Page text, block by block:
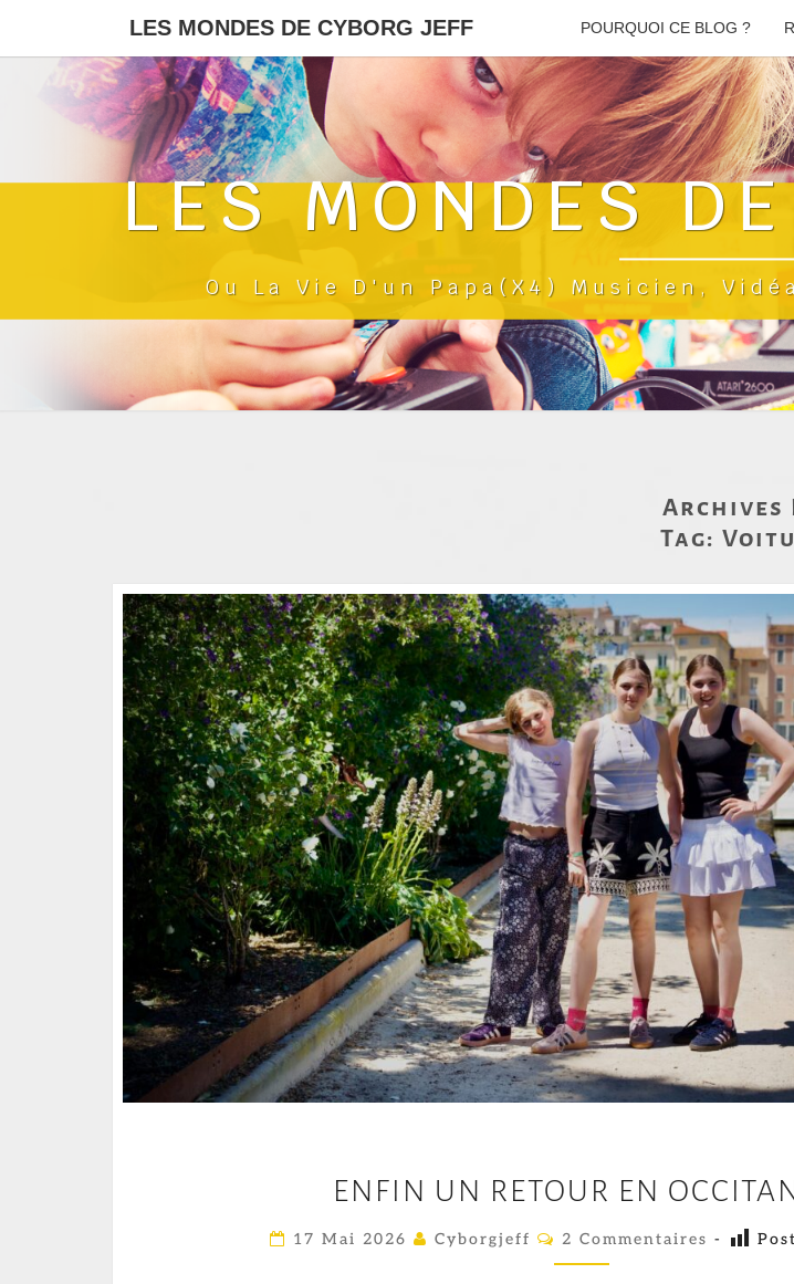
LES MONDES DE CYBORG JEFF POURQUOI CE BLOG ?
LES MONDES
Ou La Vie D'un Papa(x4) Musicien,
Archives
Tag:
N
F
I
ENFIN UN RETOUR EN
17 Mai 2026 Cyborgjeff
C
M
2 Commentaires -